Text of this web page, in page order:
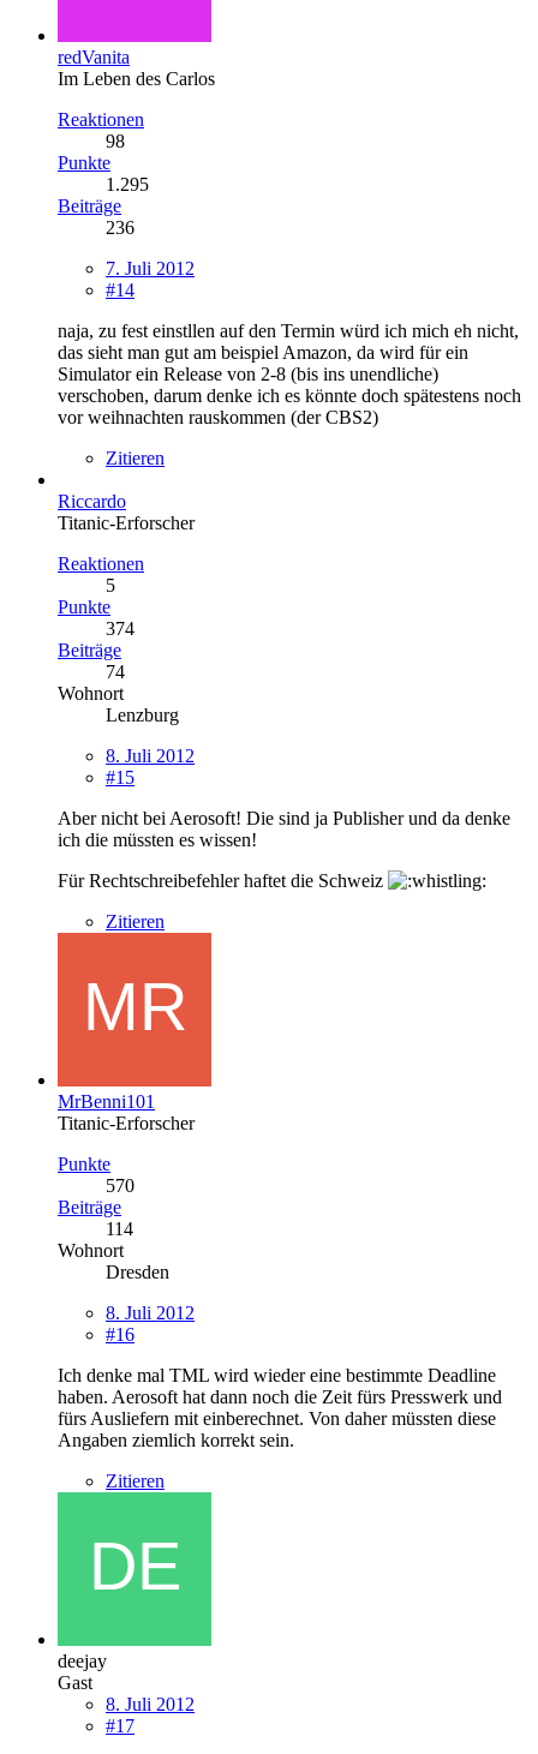
redVanita
Im Leben des Carlos
Reaktionen
98
Punkte
1.295
Beiträge
236
7. Juli 2012
#14
naja, zu fest einstllen auf den Termin würd ich mich eh nicht,
das sieht man gut am beispiel Amazon, da wird für ein
Simulator ein Release von 2-8 (bis ins unendliche)
verschoben, darum denke ich es könnte doch spätestens noch
vor weihnachten rauskommen (der CBS2)
Zitieren
Riccardo
Titanic-Erforscher
Reaktionen
5
Punkte
374
Beiträge
74
Wohnort
Lenzburg
8. Juli 2012
#15
Aber nicht bei Aerosoft! Die sind ja Publisher und da denke
ich die müssten es wissen!
Für Rechtschreibefehler haftet die Schweiz
Zitieren
MrBenni101
Titanic-Erforscher
Punkte
570
Beiträge
114
Wohnort
Dresden
8. Juli 2012
#16
Ich denke mal TML wird wieder eine bestimmte Deadline
haben. Aerosoft hat dann noch die Zeit fürs Presswerk und
fürs Ausliefern mit einberechnet. Von daher müssten diese
Angaben ziemlich korrekt sein.
Zitieren
deejay
Gast
8. Juli 2012
#17